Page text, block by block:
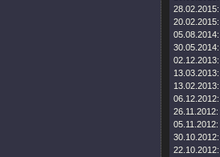
28.02.2015:
20.02.2015:
05.08.2014:
30.05.2014:
02.12.2013:
13.03.2013:
13.02.2013:
06.12.2012:
26.11.2012:
05.11.2012:
30.10.2012:
22.10.2012: